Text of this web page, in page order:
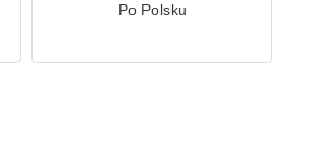
Po Polsku